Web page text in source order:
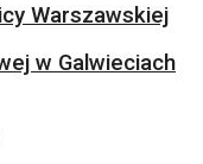
Warszawskiej
w Galwieciach